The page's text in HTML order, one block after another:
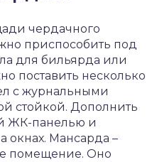
чердачного
приспособить под
для бильярда или
поставить несколько
с журнальными
стойкой. Дополнить
ЖК-панелью и
Мансарда –
помещение. Оно